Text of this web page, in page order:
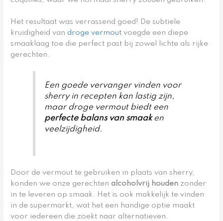
Het resultaat was verrassend goed! De subtiele
kruidigheid van droge vermout voegde een diepe
smaaklaag toe die perfect past bij zowel lichte als rijke
gerechten.
Een goede vervanger vinden voor
sherry in recepten kan lastig zijn,
maar droge vermout biedt een
perfecte balans van smaaken
veelzijdigheid.
Door de vermout te gebruiken in plaats van sherry,
konden we onze gerechten alcoholvrij houden zonder
in te leveren op smaak. Het is ook makkelijk te vinden
in de supermarkt, wat het een handige optie maakt
voor iedereen die zoekt naar alternatieven.